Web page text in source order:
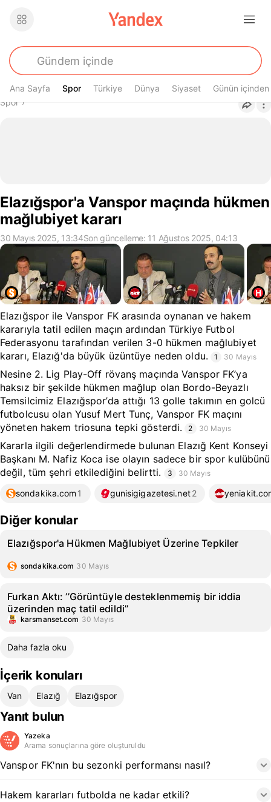
Ana Sayfa Spor
Spor Türkiye Dünya Siyaset Günün içinden
Buradasın
Spor›
Elazığspor'a Vanspor maçında hükmen
mağlubiyet kararı
30 Mayıs 2025, 13:34Son güncelleme: 11 Ağustos 2025, 04:13
Elazığspor ile Vanspor FK arasında oynanan ve hakem
kararıyla tatil edilen maçın ardından Türkiye Futbol
Federasyonu tarafından verilen 3-0 hükmen mağlubiyet
kararı, Elazığ'da büyük üzüntüye neden oldu.
1 30 Mayıs
Nesine 2. Lig Play-Off rövanş maçında Vanspor FK’ya
haksız bir şekilde hükmen mağlup olan Bordo-Beyazlı
Temsilcimiz Elazığspor’da attığı 13 golle takımın en golcü
futbolcusu olan Yusuf Mert Tunç, Vanspor FK maçını
yöneten hakem triosuna tepki gösterdi.
2 30 Mayıs
Kararla ilgili değerlendirmede bulunan Elazığ Kent Konseyi
Başkanı M. Nafiz Koca ise olayın sadece bir spor kulübünü
değil, tüm şehri etkilediğini belirtti.
3 30 Mayıs
sondakika.com 1 gunisigigazetesi.net2
Diğer konular
Elazığspor'a Hükmen Mağlubiyet Üzerine Tepkiler
sondakika.com 30 Mayıs
Furkan Aktı: ’’Görüntüyle desteklenmemiş bir iddia
üzerinden maç tatil edildi’’
karsmanset.com 30 Mayıs
Daha fazla oku
İçerik konuları
Van Elazığ Elazığspor
Yanıt bulun
Yazeka
Arama sonuçlarına göre oluşturuldu
Vanspor FK'nın bu sezonki performansı nasıl?
Hakem kararları futbolda ne kadar etkili?